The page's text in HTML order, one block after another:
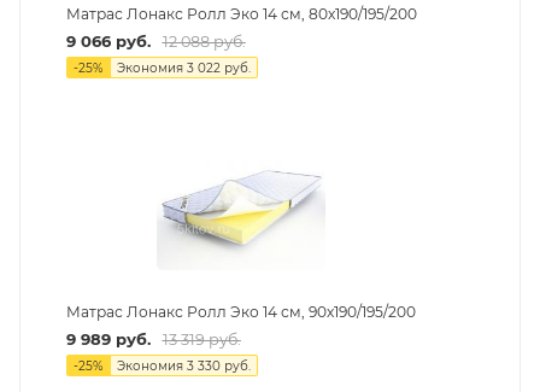
Матрас Лонакс Ролл Эко 14 см, 80х190/195/200
9 066руб. 12 088руб.
-25% Экономия 3 022руб.
Матрас Лонакс Ролл Эко 14 см, 90х190/195/200
9 989руб. 13 319руб.
-25% Экономия 3 330руб.